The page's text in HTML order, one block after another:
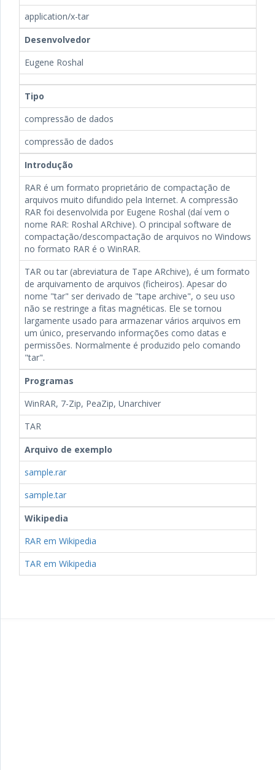
application/x-tar
Desenvolvedor
Eugene Roshal
Tipo
compressão de dados
compressão de dados
Introdução
RAR é um formato proprietário de compactação de
arquivos muito difundido pela Internet. A compressão
RAR foi desenvolvida por Eugene Roshal (daí vem o
nome RAR: Roshal ARchive). O principal software de
compactação/descompactação de arquivos no Windows
no formato RAR é o WinRAR.
TAR ou tar (abreviatura de Tape ARchive), é um formato
de arquivamento de arquivos (ficheiros). Apesar do
nome "tar" ser derivado de "tape archive", o seu uso
não se restringe a fitas magnéticas. Ele se tornou
largamente usado para armazenar vários arquivos em
um único, preservando informações como datas e
permissões. Normalmente é produzido pelo comando
"tar".
Programas
WinRAR, 7-Zip, PeaZip, Unarchiver
TAR
Arquivo de exemplo
sample.rar
sample.tar
Wikipedia
RAR em Wikipedia
TAR em Wikipedia